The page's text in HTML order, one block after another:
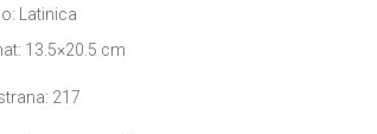
Latinica
13.5×20.5 cm
217